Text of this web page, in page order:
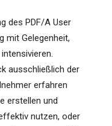
des PDF/A User
mit Gelegenheit,
ausschließlich der
erfahren
erstellen und
nutzen, oder